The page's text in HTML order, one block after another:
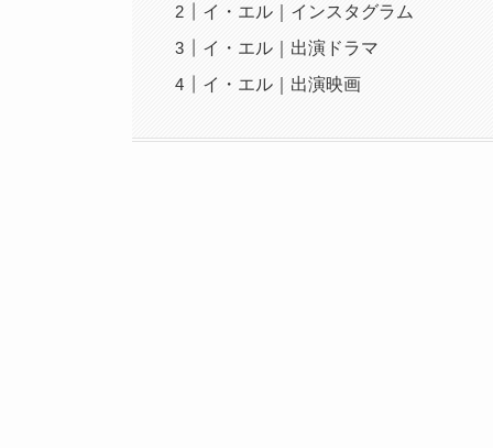
イ・エル｜インスタグラム
イ・エル｜出演ドラマ
イ・エル｜出演映画